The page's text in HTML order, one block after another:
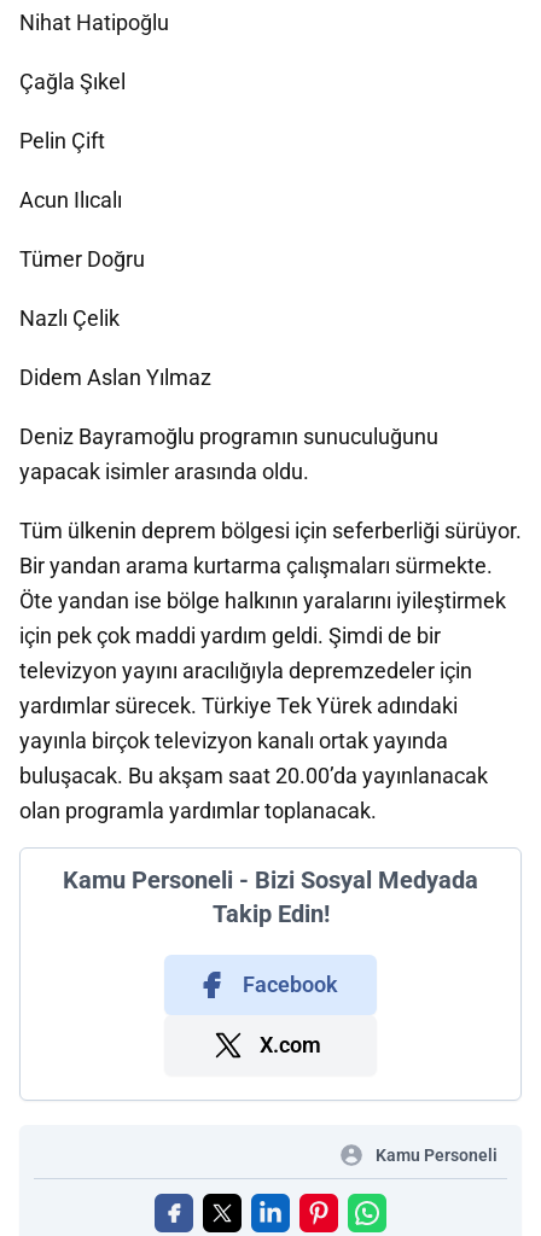
Nihat Hatipoğlu
Çağla Şıkel
Pelin Çift
Acun Ilıcalı
Tümer Doğru
Nazlı Çelik
Didem Aslan Yılmaz
Deniz Bayramoğlu programın sunuculuğunu
yapacak isimler arasında oldu.
Tüm ülkenin deprem bölgesi için seferberliği sürüyor.
Bir yandan arama kurtarma çalışmaları sürmekte.
Öte yandan ise bölge halkının yaralarını iyileştirmek
için pek çok maddi yardım geldi. Şimdi de bir
televizyon yayını aracılığıyla depremzedeler için
yardımlar sürecek. Türkiye Tek Yürek adındaki
yayınla birçok televizyon kanalı ortak yayında
buluşacak. Bu akşam saat 20.00’da yayınlanacak
olan programla yardımlar toplanacak.
Kamu Personeli - Bizi Sosyal Medyada
Takip Edin!
Facebook
X.com
Kamu Personeli